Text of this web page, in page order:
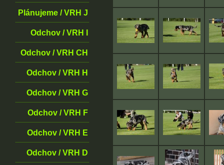
Plánujeme / VRH J
Odchov / VRH I
Odchov / VRH CH
Odchov / VRH H
Odchov / VRH G
Odchov / VRH F
Odchov / VRH E
Odchov / VRH D